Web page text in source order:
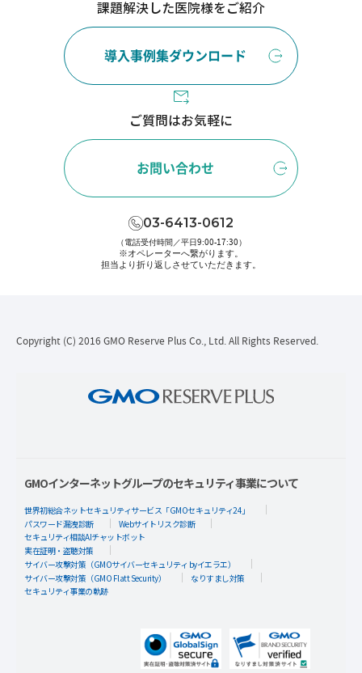
課題解決した医院様をご紹介
導入事例集ダウンロード
ご質問はお気軽に
お問い合わせ
03-6413-0612
（電話受付時間／平日9:00-17:30）
※オペレーターへ繋がります。
担当より折り返しさせていただきます。
Copyright (C) 2016 GMO Reserve Plus Co., Ltd. All Rights Reserved.
GMOインターネットグループのセキュリティ事業について
世界初総合ネットセキュリティサービス「GMOセキュリティ24」
パスワード漏洩診断
Webサイトリスク診断
セキュリティ相談AIチャットボット
実在証明・盗聴対策
サイバー攻撃対策（GMOサイバーセキュリティ byイエラエ）
サイバー攻撃対策（GMO Flatt Security）
なりすまし対策
セキュリティ事業の軌跡